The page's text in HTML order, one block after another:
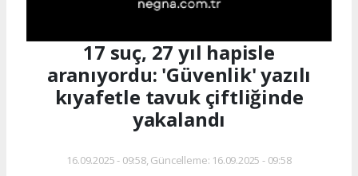
17 suç, 27 yıl hapisle
aranıyordu: 'Güvenlik' yazılı
kıyafetle tavuk çiftliğinde
yakalandı
16.09.2025 - 09:58, Güncelleme: 16.09.2025 - 09:58